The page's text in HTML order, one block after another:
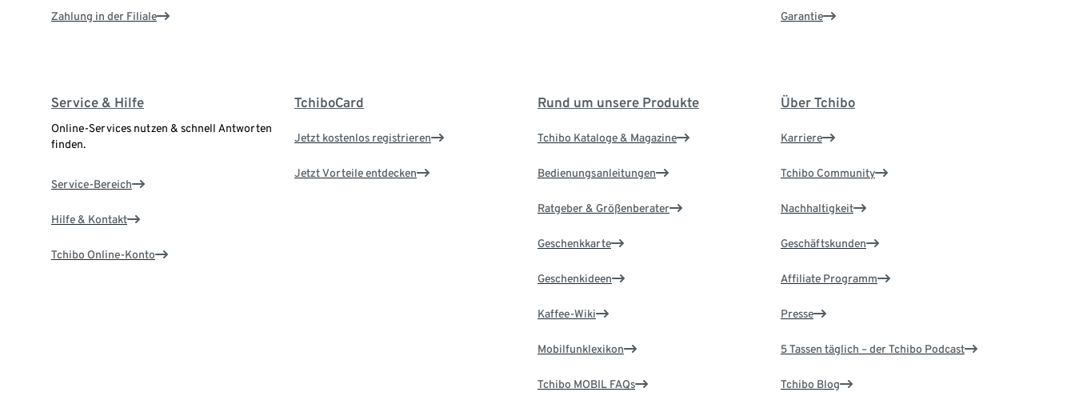
Zahlung in der Filiale Garantie
Service & Hilfe
Online-Services nutzen & schnell Antworten
finden.
Service-Bereich
Hilfe & Kontakt
Tchibo Online-Konto
TchiboCard
Jetzt kostenlos registrieren
Jetzt Vorteile entdecken
Rund um unsere Produkte
Tchibo Kataloge & Magazine
Bedienungsanleitungen
Ratgeber & Größenberater
Geschenkkarte
Geschenkideen
Kaffee-Wiki
Mobilfunklexikon
Tchibo MOBIL FAQs
Über Tchibo
Karriere
Tchibo Community
Nachhaltigkeit
Geschäftskunden
Affiliate Programm
Presse
5 Tassen täglich – der Tchibo Podcast
Tchibo Blog